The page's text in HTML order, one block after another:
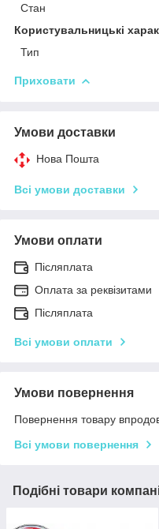
Стан
Користувальницькі
Тип
Приховати
Умови доставки
Нова Пошта
Всі умови доставки
Умови оплати
Післяплата
Оплата за реквізитами
Післяплата
Всі умови оплати
Умови повернення
Повернення товару
Всі умови повернення
Подібні товари